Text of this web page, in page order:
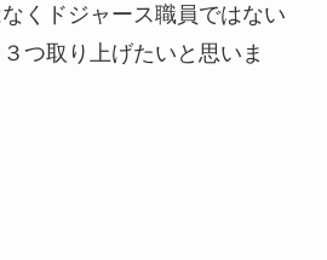
くドジャース職員ではない
つ取り上げたいと思いま